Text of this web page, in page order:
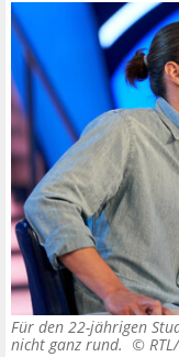
Für den 22-jährigen
nicht ganz rund. ©